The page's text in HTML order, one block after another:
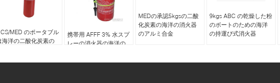
MED のポータブル
海洋の二酸化炭素の
携帯用 AFFF 3% 水スプ
レーの消火器の海洋の
MEDの承認5kgsの二酸
化炭素の海洋の消火器
のアルミ合金
9kgs ABC の乾燥した粉
のボートのための海洋
の持運び式消火器